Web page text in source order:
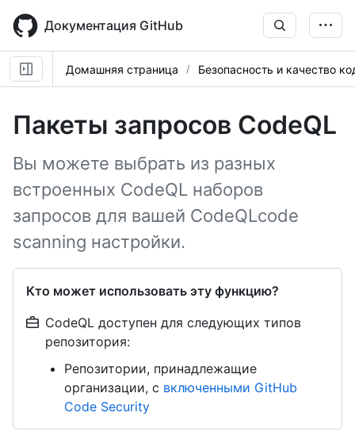
main
content
Документация GitHub
Домашняя страница Безопасность и качество
Пакеты запросов CodeQL
Вы можете выбрать из разных
встроенных CodeQL наборов
запросов для вашей CodeQLcode
scanning настройки.
Кто может использовать эту функцию?
CodeQL доступен для следующих типов
репозитория:
Репозитории, принадлежащие
организации, с включенными GitHub
Code Security